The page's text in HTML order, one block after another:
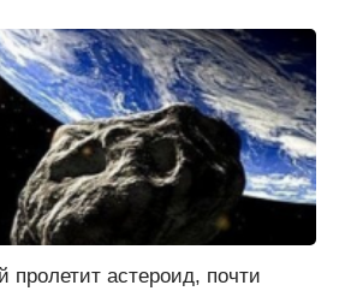
пролетит астероид, почти